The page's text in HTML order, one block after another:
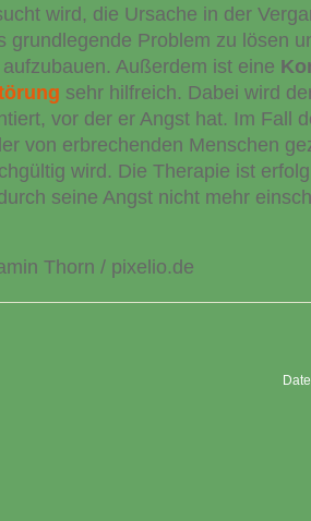
wird, die Ursache in der
grundlegende Problem zu lösen
Außerdem ist eine
sehr hilfreich. Dabei wird
vor der er Angst hat. Im Fall
von erbrechenden Menschen
wird. Die Therapie ist
seine Angst nicht mehr
Thorn / pixelio.de